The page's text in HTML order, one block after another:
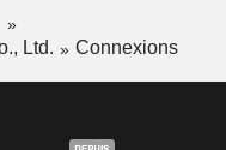
Ltd.
Connexions